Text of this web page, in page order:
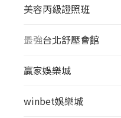
美容丙級證照班
最強台北舒壓會館
贏家娛樂城
winbet娛樂城